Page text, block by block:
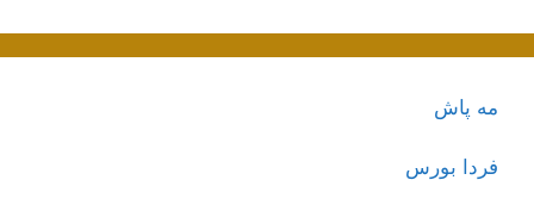
مه پاش
فردا بورس